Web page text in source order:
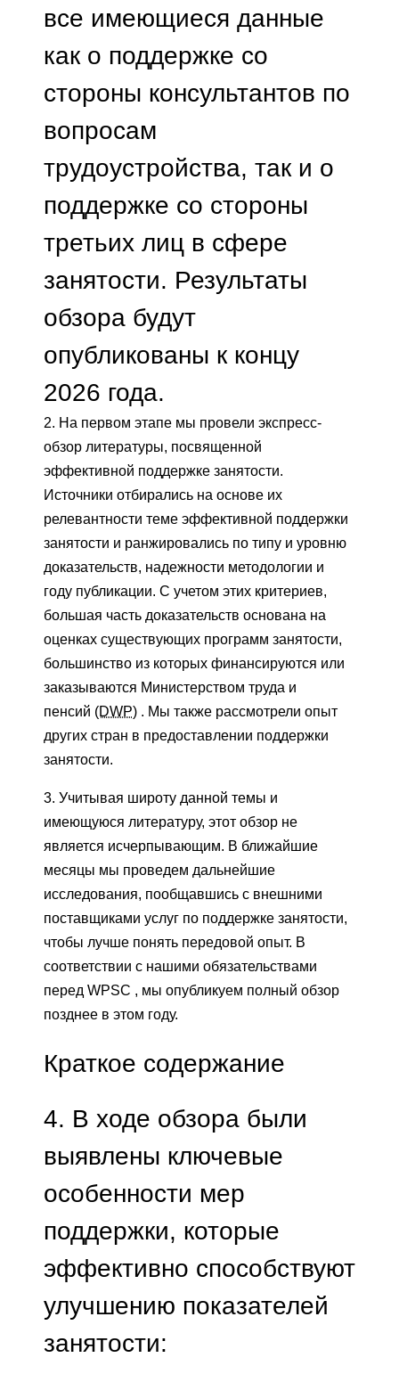
все имеющиеся данные
как о поддержке со
стороны консультантов по
вопросам
трудоустройства, так и о
поддержке со стороны
третьих лиц в сфере
занятости. Результаты
обзора будут
опубликованы к концу
2026 года.
2. На первом этапе мы провели экспресс-
обзор литературы, посвященной
эффективной поддержке занятости.
Источники отбирались на основе их
релевантности теме эффективной поддержки
занятости и ранжировались по типу и уровню
доказательств, надежности методологии и
году публикации. С учетом этих критериев,
большая часть доказательств основана на
оценках существующих программ занятости,
большинство из которых финансируются или
заказываются Министерством труда и
пенсий (DWP) . Мы также рассмотрели опыт
других стран в предоставлении поддержки
занятости.
3. Учитывая широту данной темы и
имеющуюся литературу, этот обзор не
является исчерпывающим. В ближайшие
месяцы мы проведем дальнейшие
исследования, пообщавшись с внешними
поставщиками услуг по поддержке занятости,
чтобы лучше понять передовой опыт. В
соответствии с нашими обязательствами
перед WPSC , мы опубликуем полный обзор
позднее в этом году.
Краткое содержание
4. В ходе обзора были
выявлены ключевые
особенности мер
поддержки, которые
эффективно способствуют
улучшению показателей
занятости: